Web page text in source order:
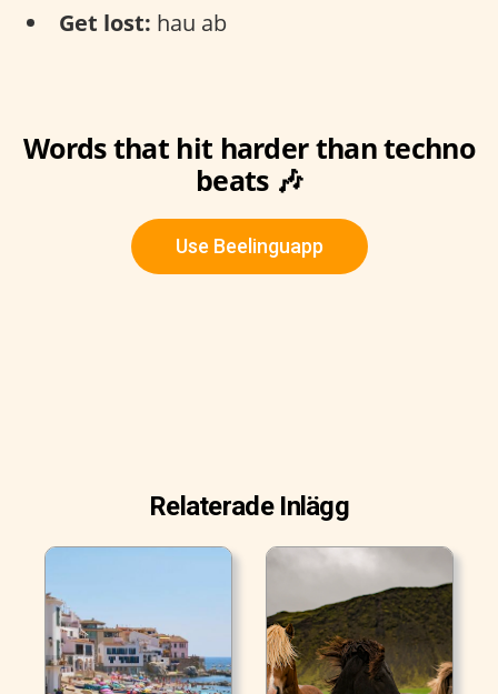
Get lost: hau ab
Words that hit harder than techno
beats 🎶
Use Beelinguapp
Relaterade Inlägg